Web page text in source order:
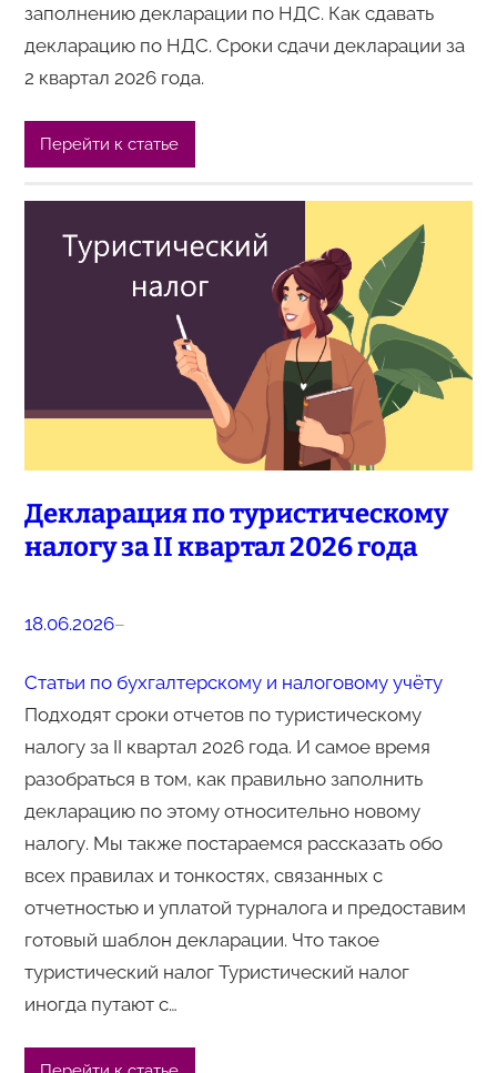
заполнению декларации по НДС. Как сдавать
декларацию по НДС. Сроки сдачи декларации за
2 квартал 2026 года.
Перейти к статье
Декларация по туристическому
налогу за II квартал 2026 года
18.06.2026–
Статьи по бухгалтерскому и налоговому учёту
Подходят сроки отчетов по туристическому
налогу за II квартал 2026 года. И самое время
разобраться в том, как правильно заполнить
декларацию по этому относительно новому
налогу. Мы также постараемся рассказать обо
всех правилах и тонкостях, связанных с
отчетностью и уплатой турналога и предоставим
готовый шаблон декларации. Что такое
туристический налог Туристический налог
иногда путают с…